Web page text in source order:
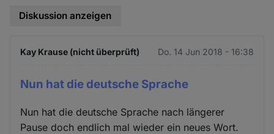
Diskussion anzeigen
Kay Krause (nicht überprüft) Do. 14 Jun 2018 - 16:38
Nun hat die deutsche Sprache
Nun hat die deutsche Sprache nach längerer
Pause doch endlich mal wieder ein neues Wort.